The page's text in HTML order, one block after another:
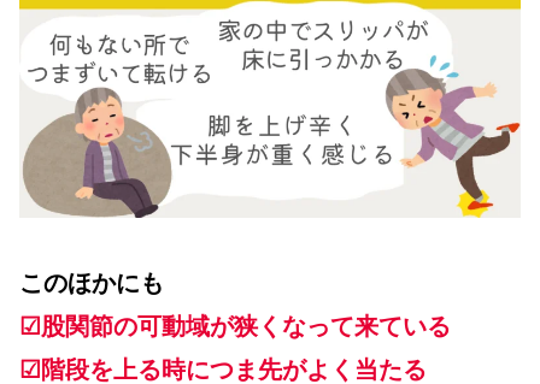
このほかにも
☑股関節の可動域が狭くなって来ている
☑階段を上る時につま先がよく当たる